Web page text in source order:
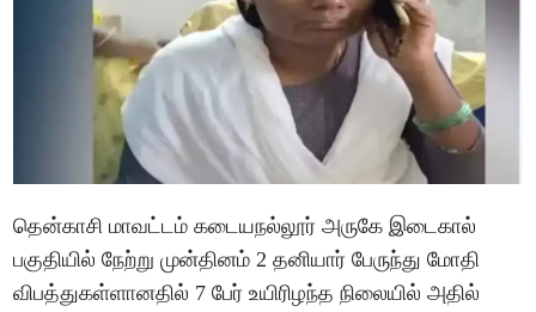
தென்காசி மாவட்டம் கடையநல்லூர் அருகே இடைகால்
பகுதியில் நேற்று முன்தினம் 2 தனியார் பேருந்து மோதி
விபத்துகள்ளானதில் 7 பேர் உயிரிழந்த நிலையில் அதில்